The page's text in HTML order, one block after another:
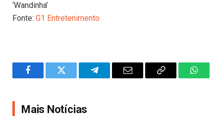
‘Wandinha’
Fonte: G1 Entretenimento
FacebookTwitter TelegramEmail
Copy
Mais Notícias